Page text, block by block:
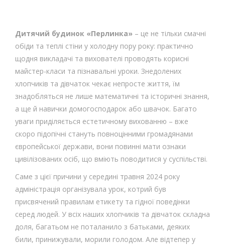
Дитячий будинок «Перлинка» – це не тільки смачні
обіди та теплі стіни у холодну пору року: практично
щодня викладачі та вихователі проводять корисні
майстер-класи та пізнавальні уроки. Знедолених
хлопчиків та дівчаток чекає непросте життя, їм
знадобляться не лише математичні та історичні знання,
а ще й навички домогосподарок або швачок. Багато
уваги приділяється естетичному вихованню – вже
скоро підопічні стануть повноцінними громадянами
європейської держави, вони повинні мати ознаки
цивілізованих осіб, що вміють поводитися у суспільстві.
Саме з цієї причини у середині травня 2024 року
адміністрація організувала урок, котрий був
присвячений правилам етикету та гідної поведінки
серед людей. У всіх наших хлопчиків та дівчаток складна
доля, багатьом не поталанило з батьками, деяких
били, принижували, морили голодом. Але відтепер у